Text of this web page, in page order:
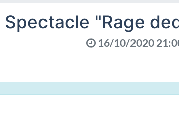
Spectacle "Rage
16/10/2020